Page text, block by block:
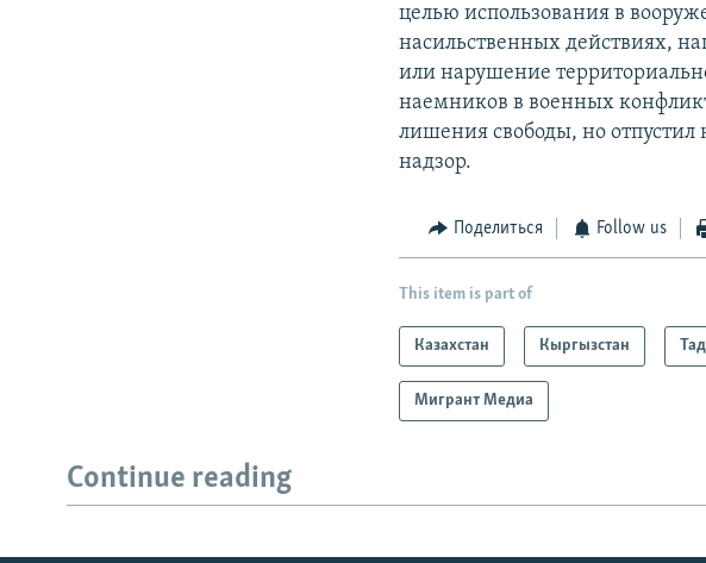
целью использования в
насильственных действиях,
или нарушение
наемников в военных
лишения свободы, но отпустил
надзор.
Поделиться Follow us
This item is part of
Казахстан Кыргызстан
Мигрант Медиа
Continue reading